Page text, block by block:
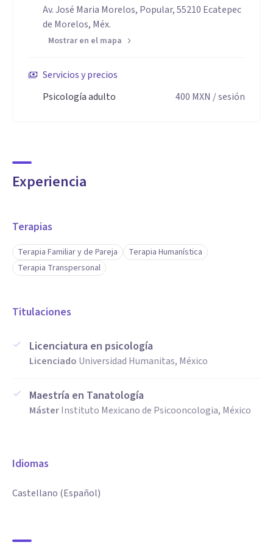
Av. José Maria Morelos, Popular, 55210 Ecatepec
de Morelos, Méx.
Mostrar en el mapa
Servicios y precios
Psicología adulto
400 MXN / sesión
Experiencia
Terapias
Terapia Familiar y de Pareja
Terapia Humanística
Terapia Transpersonal
Titulaciones
Licenciatura en psicología
Licenciado Universidad Humanitas, México
Maestría en Tanatología
MásterInstituto Mexicano de Psicooncologia, México
Idiomas
Castellano (Español)